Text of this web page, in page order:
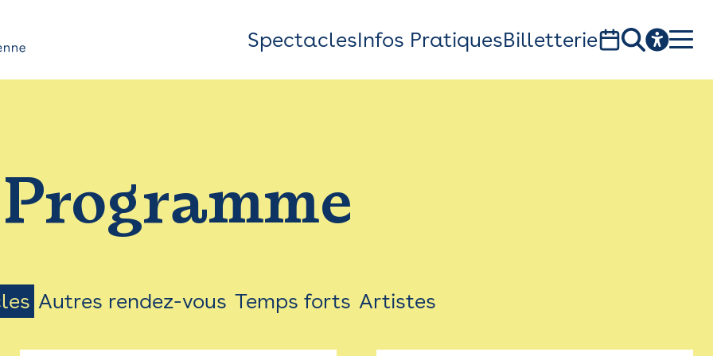
Top
Bar
Menu
SpectaclesInfos PratiquesBilletterie
1, av. du Chateau d'eau - 31300 Toulouse
Programme
Autres rendez-vous Temps forts Artistes